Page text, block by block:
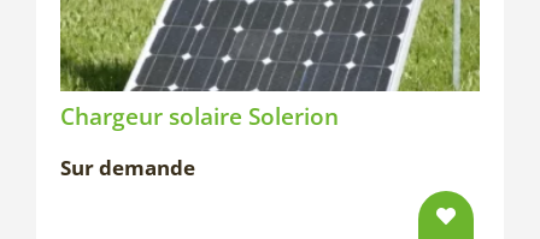
Chargeur solaire Solerion
Sur demande